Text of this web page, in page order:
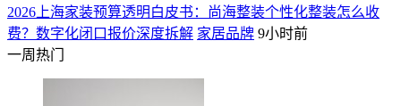
2026上海家装预算透明白皮书：尚海整装个性化整装怎么收
费？数字化闭口报价深度拆解 家居品牌 9小时前
一周热门